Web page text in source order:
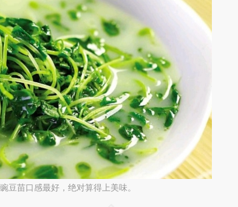
豆苗口感最好，绝对算得上美味。